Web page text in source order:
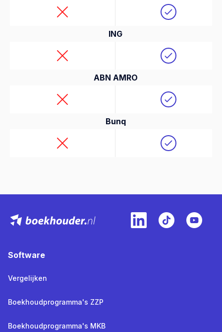
ING
ABN AMRO
Bunq
Software
Vergelijken
Boekhoudprogramma's ZZP
Boekhoudprogramma's MKB